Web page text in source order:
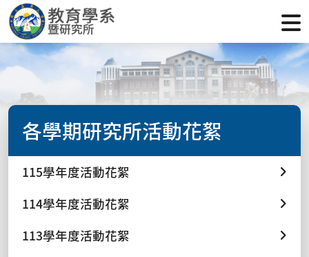
各學期研究所活動花絮
115學年度活動花絮
114學年度活動花絮
113學年度活動花絮